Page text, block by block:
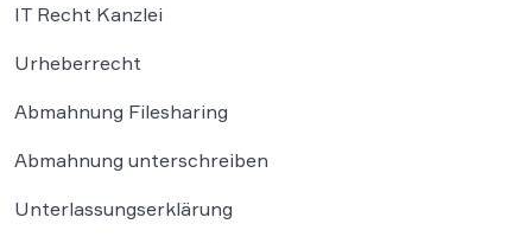
IT Recht Kanzlei
Urheberrecht
Abmahnung Filesharing
Abmahnung unterschreiben
Unterlassungserklärung